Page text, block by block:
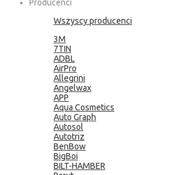
Producenci
Wszyscy producenci
3M
7TIN
ADBL
AirPro
Allegrini
Angelwax
APP
Aqua Cosmetics
Auto Graph
Autosol
Autotriz
BenBow
BigBoi
BILT-HAMBER